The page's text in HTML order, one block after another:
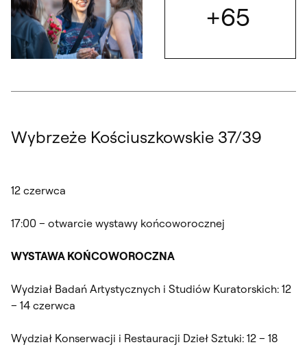
+65
Wybrzeże Kościuszkowskie 37/39
12 czerwca
17:00 – otwarcie wystawy końcoworocznej
WYSTAWA KOŃCOWOROCZNA
Wydział Badań Artystycznych i Studiów Kuratorskich: 12
– 14 czerwca
Wydział Konserwacji i Restauracji Dzieł Sztuki: 12 – 18